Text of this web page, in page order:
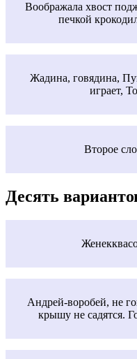
Воображала хвост
печкой
Жадина, говядина,
играет,
Второе
Десять
Андрей-воробей, не
крышу не садятся.